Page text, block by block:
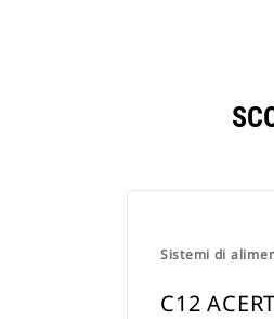
Sistemi di
C12 ACERT